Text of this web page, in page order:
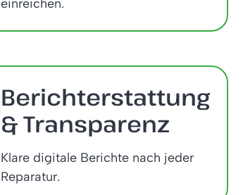
einreichen.
Berichterstattung
& Transparenz
Klare digitale Berichte nach jeder
Reparatur.